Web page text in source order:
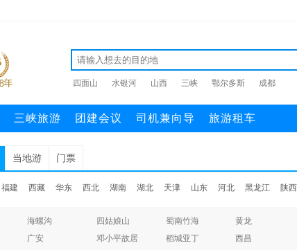
四面山 水银河 山西 三峡 鄂尔多斯 成都
三峡旅游 团建会议 司机兼向导 旅游租车
当地游 门票
福建 西藏 华东 西北 湖南 湖北 天津 山东 河北 黑龙江 陕西
海螺沟 四姑娘山 蜀南竹海 黄龙
广安 邓小平故居 稻城亚丁 西昌